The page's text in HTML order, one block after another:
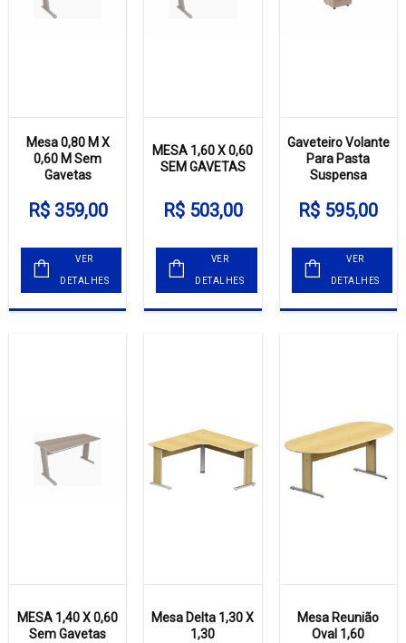
Mesa 0,80 M X
0,60 M Sem
Gavetas
R$ 359,00
VER
DETALHES
MESA 1,60 X 0,60
SEM GAVETAS
R$ 503,00
VER
DETALHES
Gaveteiro Volante
Para Pasta
Suspensa
R$ 595,00
VER
DETALHES
MESA 1,40 X 0,60
Sem Gavetas
Mesa Delta 1,30 X
1,30
Mesa Reunião
Oval 1,60